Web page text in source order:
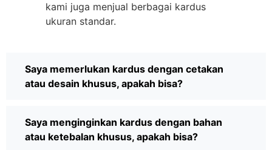
kami juga menjual berbagai kardus
ukuran standar.
Saya memerlukan kardus dengan cetakan
atau desain khusus, apakah bisa?
Saya menginginkan kardus dengan bahan
atau ketebalan khusus, apakah bisa?